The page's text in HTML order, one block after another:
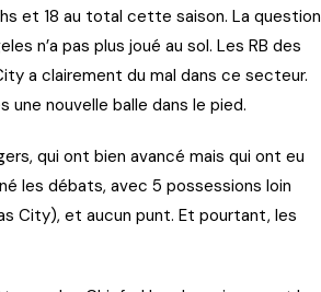
et 18 au total cette saison. La question
n’a pas plus joué au sol. Les RB des
a clairement du mal dans ce secteur.
nouvelle balle dans le pied.
qui ont bien avancé mais qui ont eu
les débats, avec 5 possessions loin
City), et aucun punt. Et pourtant, les